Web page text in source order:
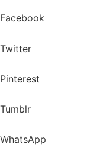
Facebook
Twitter
Pinterest
Tumblr
WhatsApp